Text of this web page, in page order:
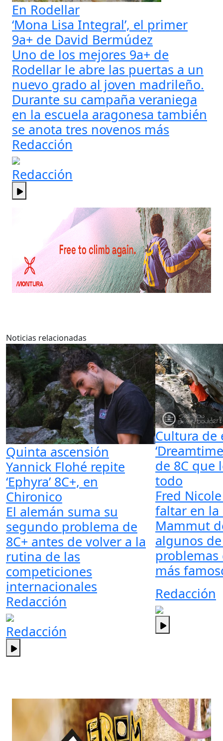
En Rodellar
‘Mona Lisa Integral’, el primer
9a+ de David Bermúdez
Uno de los mejores 9a+ de
Rodellar le abre las puertas a un
nuevo grado al joven madrileño.
Durante su campaña veraniega
en la escuela aragonesa también
se anota tres novenos más
Redacción
Redacción
Noticias relacionadas
Quinta ascensión
Yannick Flohé repite
‘Ephyra’ 8C+, en
Chironico
El alemán suma su
segundo problema de
8C+ antes de volver a la
rutina de las
competiciones
internacionales
Redacción
Redacción
Cultura de
de 8C que
todo
Fred
faltar en la
Mammut
algunos
más
Redacción